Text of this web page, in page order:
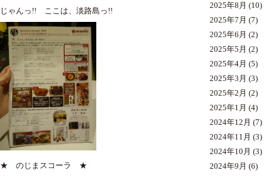
じゃんっ!! ここは、淡路島っ!!
★ のじまスコーラ ★
2025年8月 (10)
2025年7月 (7)
2025年6月 (2)
2025年5月 (2)
2025年4月 (5)
2025年3月 (3)
2025年2月 (2)
2025年1月 (4)
2024年12月 (7)
2024年11月 (3)
2024年10月 (3)
2024年9月 (6)